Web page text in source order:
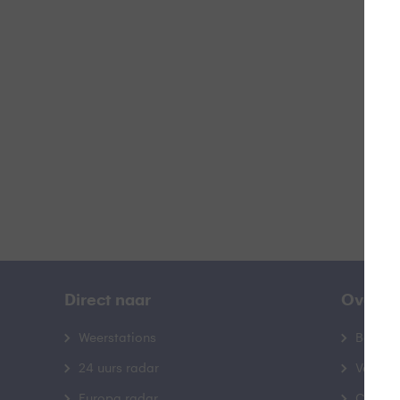
Direct naar
Weerstations
24 uurs radar
Over